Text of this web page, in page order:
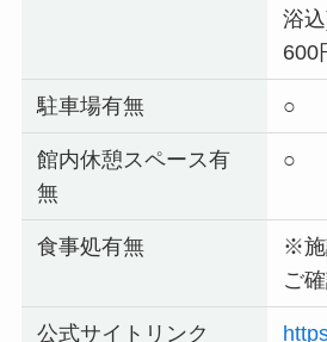
浴
600
駐車場有無 ○
館内休憩スペース有
無
○
食事処有無
※施
ご
公式サイトリンク